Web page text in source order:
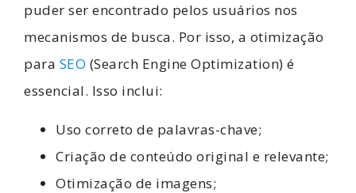
puder ser encontrado pelos usuários nos
mecanismos de busca. Por isso, a otimização
para SEO (Search Engine Optimization) é
essencial. Isso inclui:
Uso correto de palavras-chave;
Criação de conteúdo original e relevante;
Otimização de imagens;